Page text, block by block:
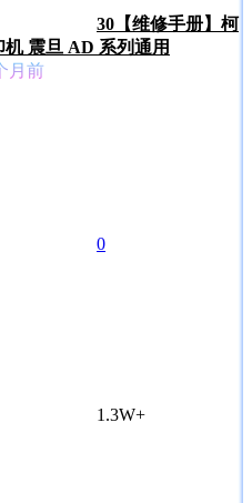
30 【维修手册】柯
机 震旦 AD 系列通用
月前
0
1.3W+